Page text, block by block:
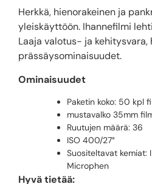
Herkkä, hienorakeinen ja
yleiskäyttöön. Ihannefilmi
Laaja valotus- ja kehitysvara,
prässäysominaisuudet.
Ominaisuudet
Paketin koko: 50 kpl
mustavalko 35mm
Ruutujen määrä: 36
ISO 400/27°
Suositeltavat kemiat:
Microphen
Hyvä tietää: